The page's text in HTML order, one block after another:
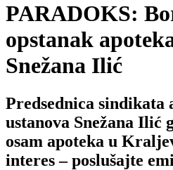
PARADOKS:
opstanak
Snežana Ilić
Predsednica sindikata
ustanova Snežana Ilić
osam apoteka u
interes – poslušajte